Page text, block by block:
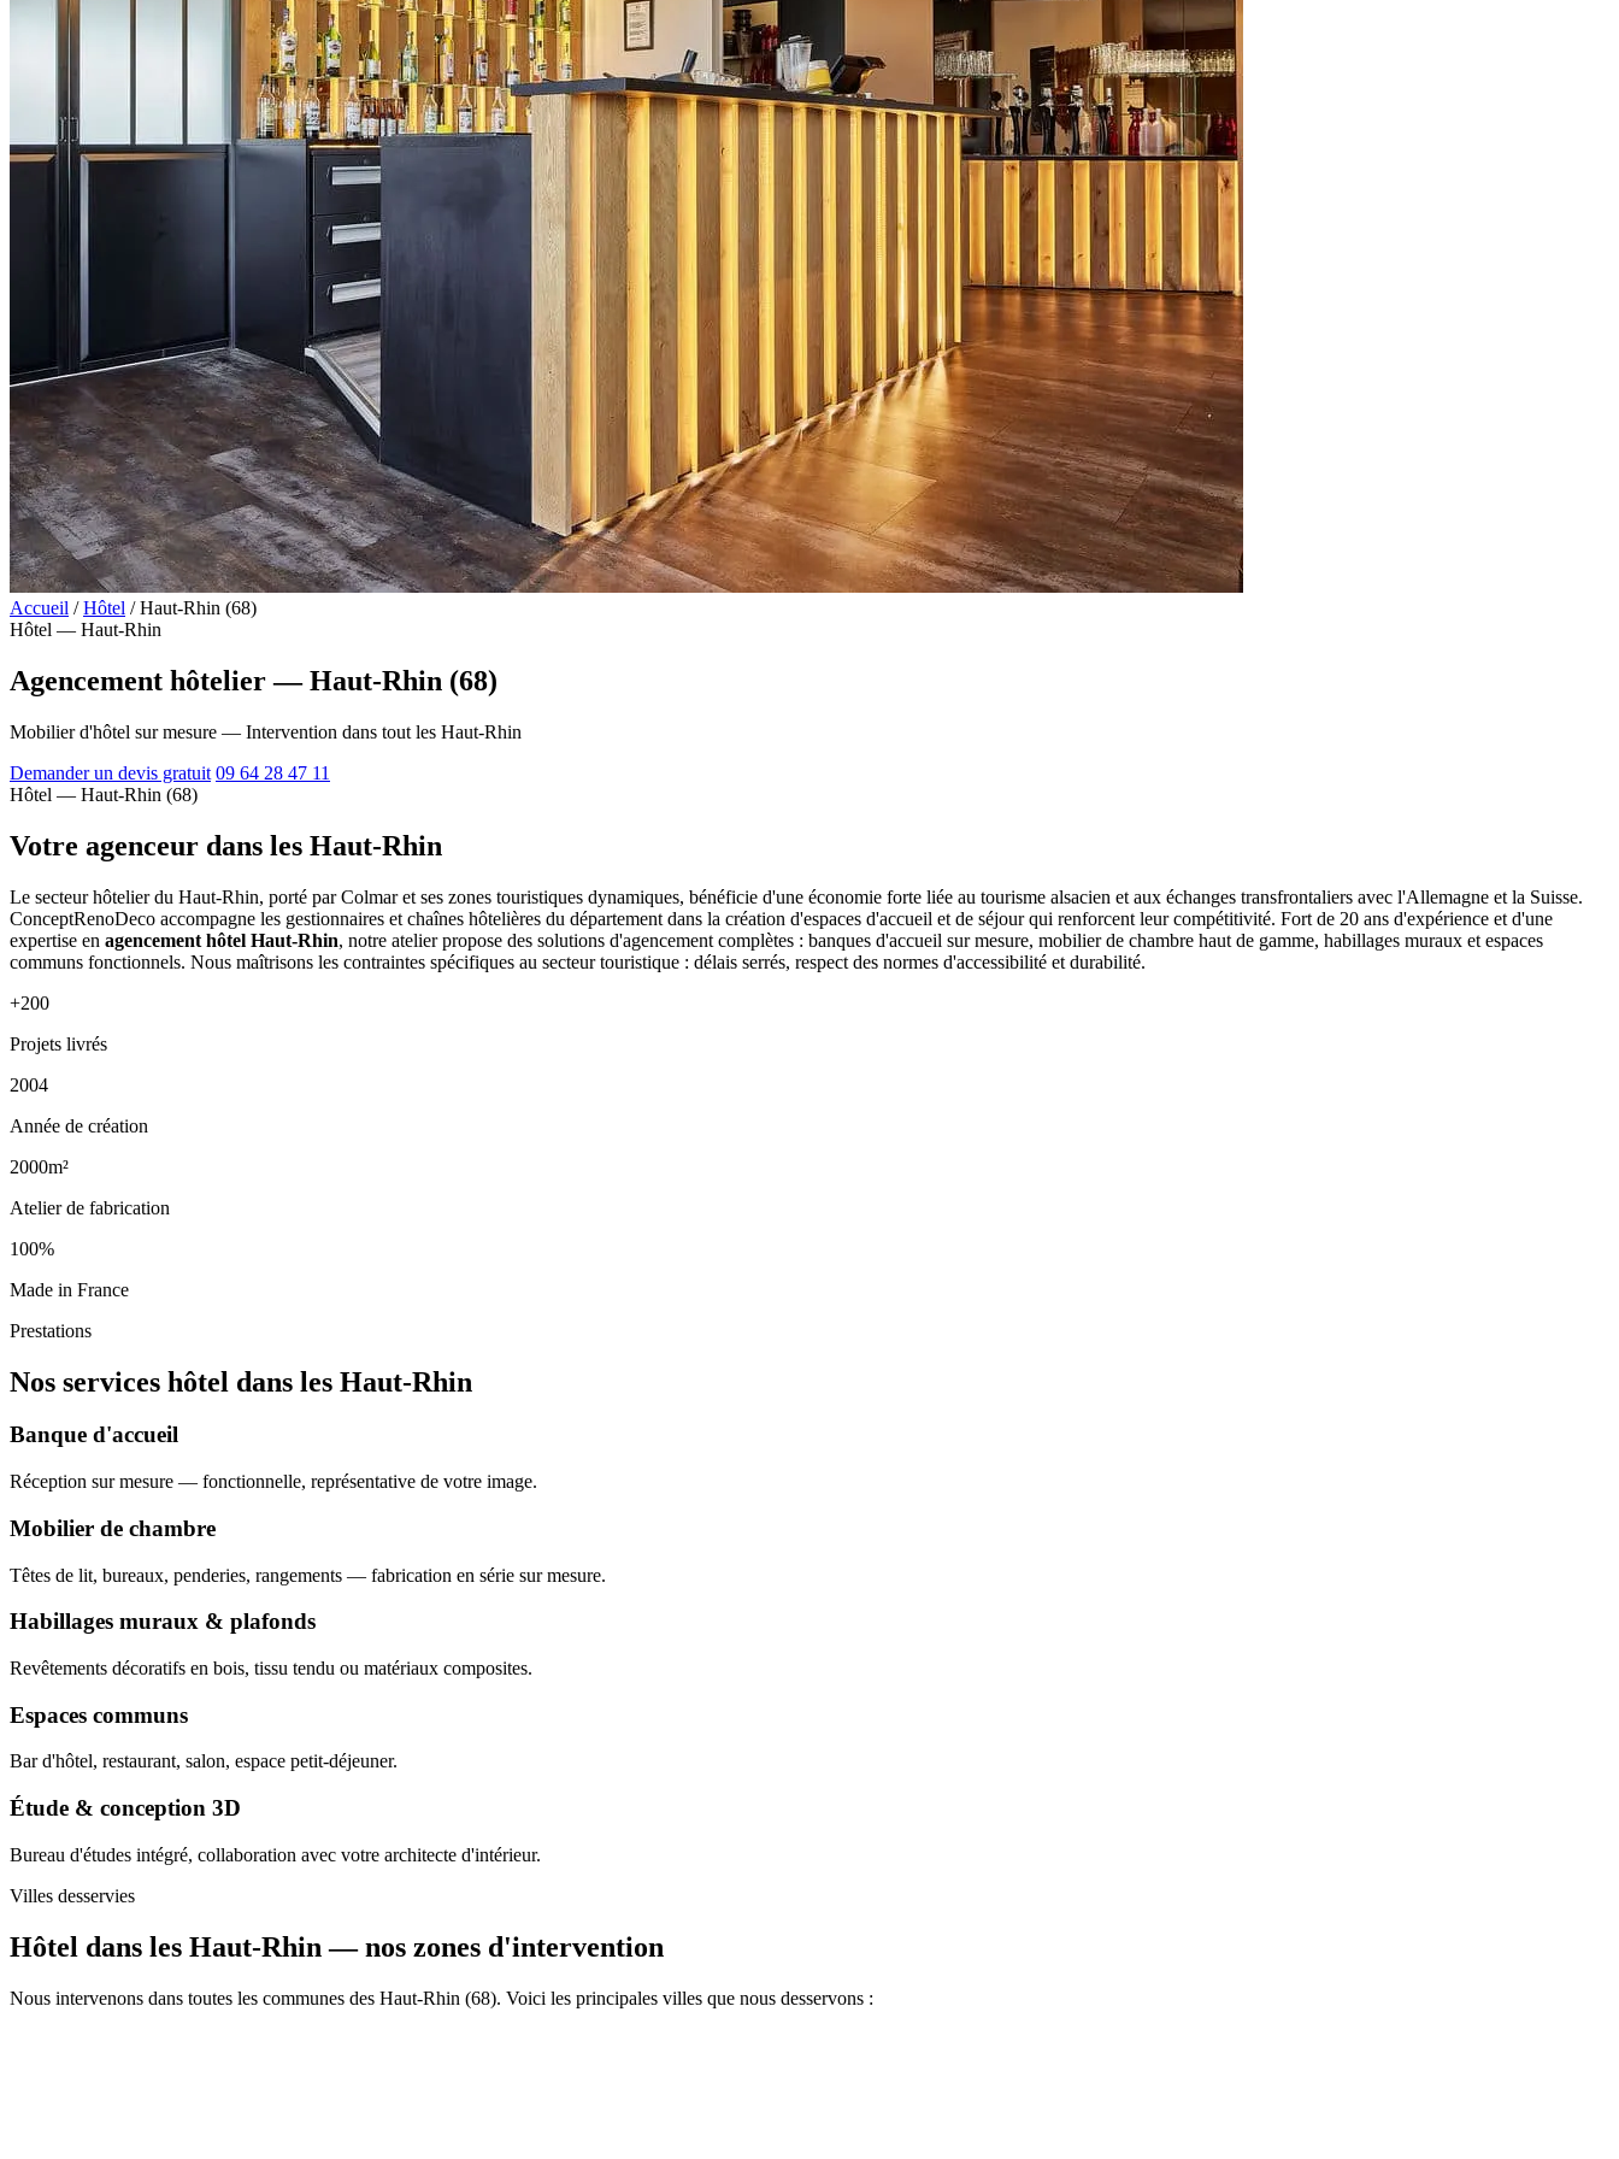
Accueil / Hôtel / Haut-Rhin (68)
Hôtel — Haut-Rhin
Agencement hôtelier — Haut-Rhin (68)
Mobilier d'hôtel sur mesure — Intervention dans tout les Haut-Rhin
Demander un devis gratuit 09 64 28 47 11
Hôtel — Haut-Rhin (68)
Votre agenceur dans les Haut-Rhin
Le secteur hôtelier du Haut-Rhin, porté par Colmar et ses zones touristiques dynamiques, bénéficie d'une économie forte liée au tourisme alsacien et aux échanges transfrontaliers avec l'Allemagne et la Suisse.
ConceptRenoDeco accompagne les gestionnaires et chaînes hôtelières du département dans la création d'espaces d'accueil et de séjour qui renforcent leur compétitivité. Fort de 20 ans d'expérience et d'une
expertise en agencement hôtel Haut-Rhin, notre atelier propose des solutions d'agencement complètes : banques d'accueil sur mesure, mobilier de chambre haut de gamme, habillages muraux et espaces
communs fonctionnels. Nous maîtrisons les contraintes spécifiques au secteur touristique : délais serrés, respect des normes d'accessibilité et durabilité.
+200
Projets livrés
2004
Année de création
2000m²
Atelier de fabrication
100%
Made in France
Prestations
Nos services hôtel dans les Haut-Rhin
Banque d'accueil
Réception sur mesure — fonctionnelle, représentative de votre image.
Mobilier de chambre
Têtes de lit, bureaux, penderies, rangements — fabrication en série sur mesure.
Habillages muraux & plafonds
Revêtements décoratifs en bois, tissu tendu ou matériaux composites.
Espaces communs
Bar d'hôtel, restaurant, salon, espace petit-déjeuner.
Étude & conception 3D
Bureau d'études intégré, collaboration avec votre architecte d'intérieur.
Villes desservies
Hôtel dans les Haut-Rhin —nos zones d'intervention
Nous intervenons dans toutes les communes des Haut-Rhin (68). Voici les principales villes que nous desservons :